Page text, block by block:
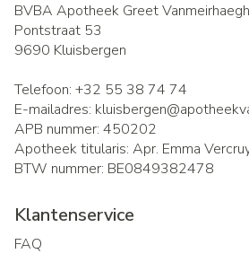
BVBA Apotheek Greet
Pontstraat 53
9690 Kluisbergen
Telefoon: +32 55 38 74 74
E-mailadres: kluisbergen@
APB nummer: 450202
Apotheek titularis: Apr. Emma
BTW nummer: BE0849382478
Klantenservice
FAQ